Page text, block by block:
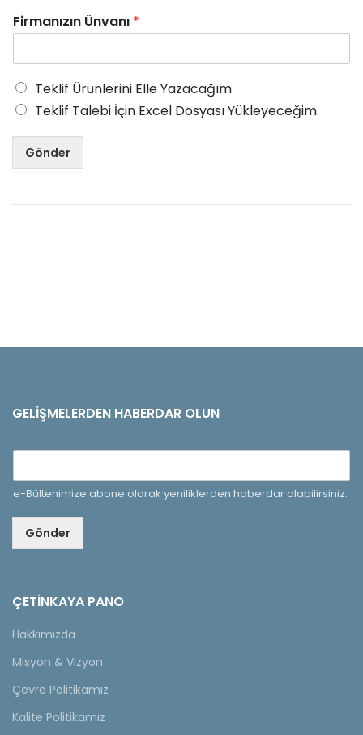
Firmanızın Ünvanı *
Teklif Ürünlerini Elle Yazacağım
Teklif Talebi İçin Excel Dosyası Yükleyeceğim.
Gönder
GELIŞMELERDEN HABERDAR OLUN
e-Bültenimize abone olarak yeniliklerden haberdar olabilirsiniz.
Gönder
ÇETINKAYA PANO
Hakkımızda
Misyon & Vizyon
Çevre Politikamız
Kalite Politikamız